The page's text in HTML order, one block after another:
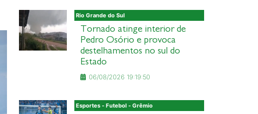
Rio Grande do Sul
Tornado atinge interior de
Pedro Osório e provoca
destelhamentos no sul do
Estado
06/08/2026 19:19:50
Esportes - Futebol - Grêmio